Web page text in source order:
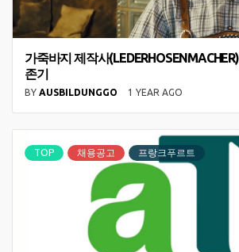
가죽바지 제작사
존기
BY AUSBILDUNGGO 1 YEAR AGO
TOP 채용공고 프랑크푸르트